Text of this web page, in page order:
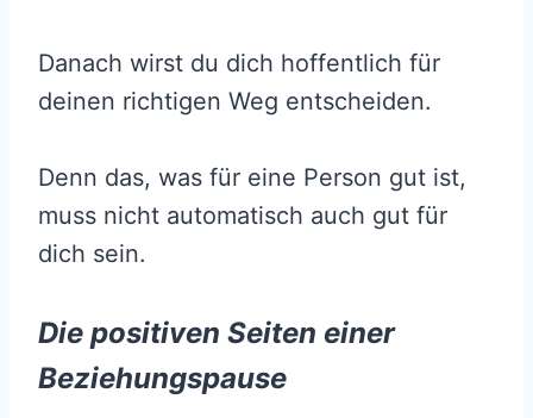
Danach wirst du dich hoffentlich für
deinen richtigen Weg entscheiden.
Denn das, was für eine Person gut ist,
muss nicht automatisch auch gut für
dich sein.
Die positiven Seiten einer
Beziehungspause